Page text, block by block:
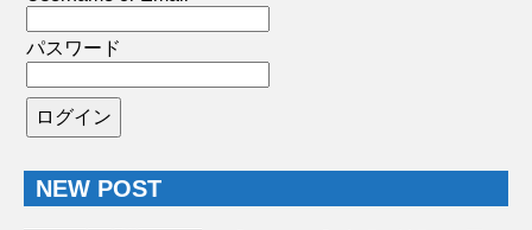
パスワード
NEW POST